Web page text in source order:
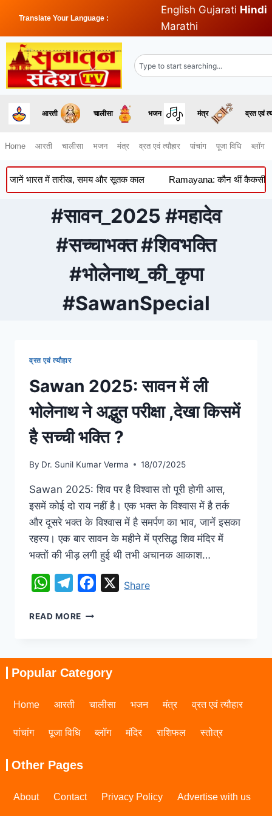
Translate Your Language :
English Gujarati Hindi
Marathi
आरती चालीसा भजन मंत्र व्रत एवं
Home आरती चालीसा भजन मंत्र व्रत एवं त्यौहार पांचांग पूजा विधि ब्लॉग
भारत में तारीख, समय और सूतक काल Ramayana: कौन थीं कैकसी?
#सावन_2025 #महादेव
#सच्चाभक्त #शिवभक्ति
#भोलेनाथ_की_कृपा
#SawanSpecial
व्रत एवं त्यौहार
Sawan 2025: सावन में ली
भोलेनाथ ने अद्भुत परीक्षा ,देखा किसमें
है सच्ची भक्ति ?
By Dr. Sunil Kumar Verma 18/07/2025
Sawan 2025: शिव पर है विश्वास तो पूरी होगी आस,
इसमें कोई दो राय नहीं है। एक भक्त के विश्वास में है तर्क
और दूसरे भक्त के विश्वास में है समर्पण का भाव, जानें इसका
रहस्य। एक बार सावन के महीने में प्रसिद्ध शिव मंदिर में
भक्तों की भीड़ लगी हुई थी तभी अचानक आकाश…
WhatsAppTelegramFacebook
XShare
READ MORE
Popular Category
Home आरती चालीसा भजन मंत्र व्रत एवं त्यौहार
पांचांग पूजा विधि ब्लॉग मंदिर राशिफल स्तोत्र
Other Pages
About Contact Privacy Policy Advertise with us